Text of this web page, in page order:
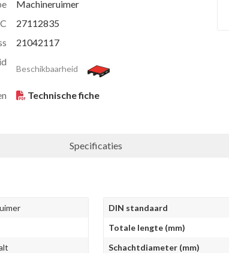
Machineruimer
27112835
21042117
Beschikbaarheid
Technische fiche
Specificaties
DIN standaard
Totale lengte (mm)
Schachtdiameter (mm)